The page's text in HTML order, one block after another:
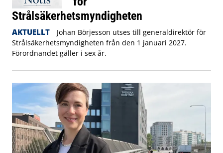
Strålsäkerhetsmyndigheten
AKTUELLT
Johan Börjesson utses till generaldirektör för
Strålsäkerhetsmyndigheten från den 1 januari 2027.
Förordnandet gäller i sex år.